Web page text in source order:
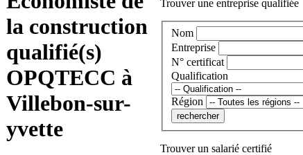
la construction
qualifié(s)
OPQTECC à
Villebon-sur-
yvette
Trouver une entreprise qualifiée
Nom
Entreprise
N° certificat
Qualification
Région
Trouver un salarié certifié